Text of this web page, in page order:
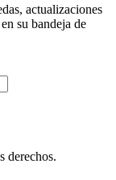
actualizaciones
su bandeja de
derechos.